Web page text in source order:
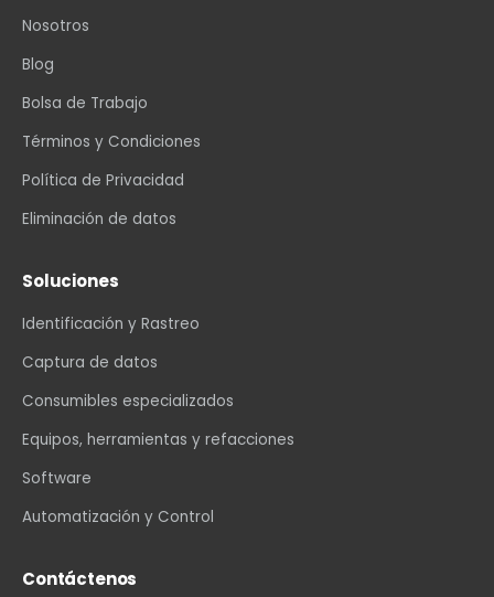
Nosotros
Blog
Bolsa de Trabajo
Términos y Condiciones
Política de Privacidad
Eliminación de datos
Soluciones
Identificación y Rastreo
Captura de datos
Consumibles especializados
Equipos, herramientas y refacciones
Software
Automatización y Control
Contáctenos